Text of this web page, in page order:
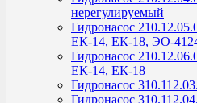
нерегулируемый
Гидронасос
ЕК-14, ЕК-18, ЭО-
Гидронасос
ЕК-14, ЕК-18
Гидронасос
Гидронасос